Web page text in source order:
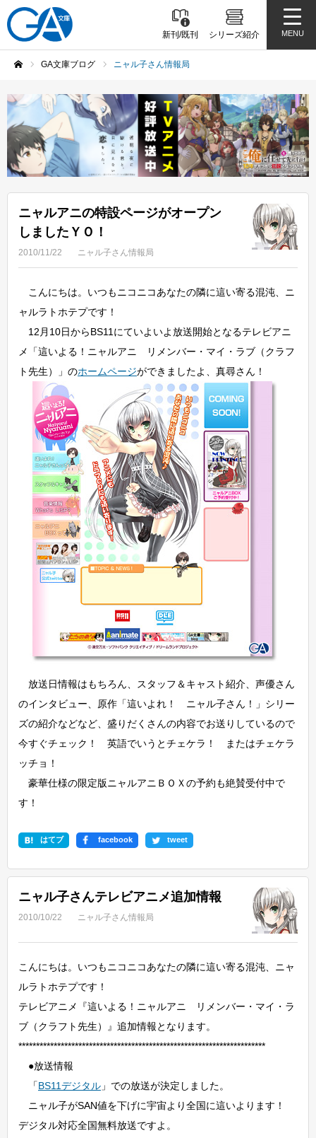
新刊/既刊 シリーズ紹介 MENU
GA文庫ブログ ニャル子さん情報局
ニャルアニの特設ページがオープン
しましたＹＯ！
2010/11/22 ニャル子さん情報局
こんにちは。いつもニコニコあなたの隣に這い寄る混沌、ニ
ャルラトホテプです！
12月10日からBS11にていよいよ放送開始となるテレビアニ
メ「這いよる！ニャルアニ リメンバー・マイ・ラブ（クラフ
ト先生）」のホームページができましたよ、真尋さん！
放送日情報はもちろん、スタッフ＆キャスト紹介、声優さん
のインタビュー、原作「這いよれ！ ニャル子さん！」シリー
ズの紹介などなど、盛りだくさんの内容でお送りしているので
今すぐチェック！ 英語でいうとチェケラ！ またはチェケラ
ッチョ！
豪華仕様の限定版ニャルアニＢＯＸの予約も絶賛受付中で
す！
はてブ facebook tweet
ニャル子さんテレビアニメ追加情報
2010/10/22 ニャル子さん情報局
こんにちは。いつもニコニコあなたの隣に這い寄る混沌、ニャ
ルラトホテプです！
テレビアニメ『這いよる！ニャルアニ リメンバー・マイ・ラ
ブ（クラフト先生）』追加情報となります。
**********************************************************************
●放送情報
「BS11デジタル 」での放送が決定しました。
ニャル子がSAN値を下げに宇宙より全国に這いよります！
デジタル対応全国無料放送ですよ。